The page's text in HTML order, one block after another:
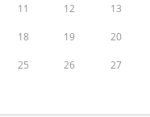
11 12 13
18 19 20
25 26 27